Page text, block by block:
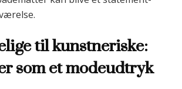
til kunstneriske:
som et modeudtryk